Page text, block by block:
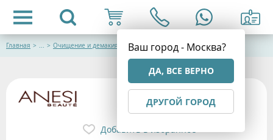
Ваш город - Москва?
ДА, ВСЕ ВЕРНО
ДРУГОЙ ГОРОД
Главная > ... > Очищение и демакияж
Добавить в избранное